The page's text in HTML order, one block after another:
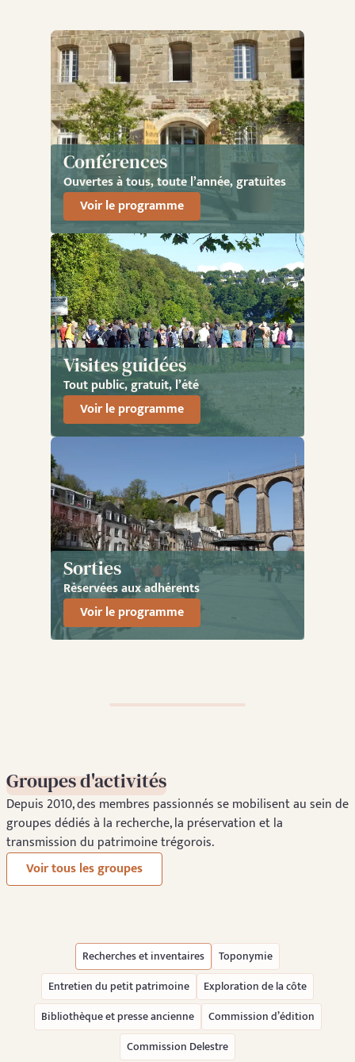
Conférences
Ouvertes à tous, toute l’année, gratuites
Voir le programme
Visites guidées
Tout public, gratuit, l’été
Voir le programme
Sorties
Réservées aux adhérents
Voir le programme
Groupes d'activités
Depuis 2010, des membres passionnés se mobilisent au sein de
groupes dédiés à la recherche, la préservation et la
transmission du patrimoine trégorois.
Voir tous les groupes
Recherches et inventaires
Toponymie
Entretien du petit patrimoine
Exploration de la côte
Bibliothèque et presse ancienne
Commission d’édition
Commission Delestre